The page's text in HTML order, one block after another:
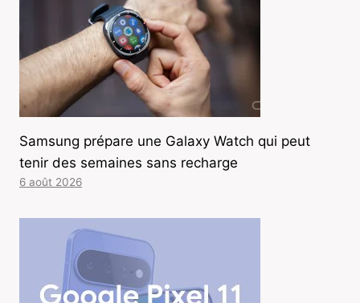
Samsung prépare une Galaxy Watch qui peut
tenir des semaines sans recharge
6 août 2026